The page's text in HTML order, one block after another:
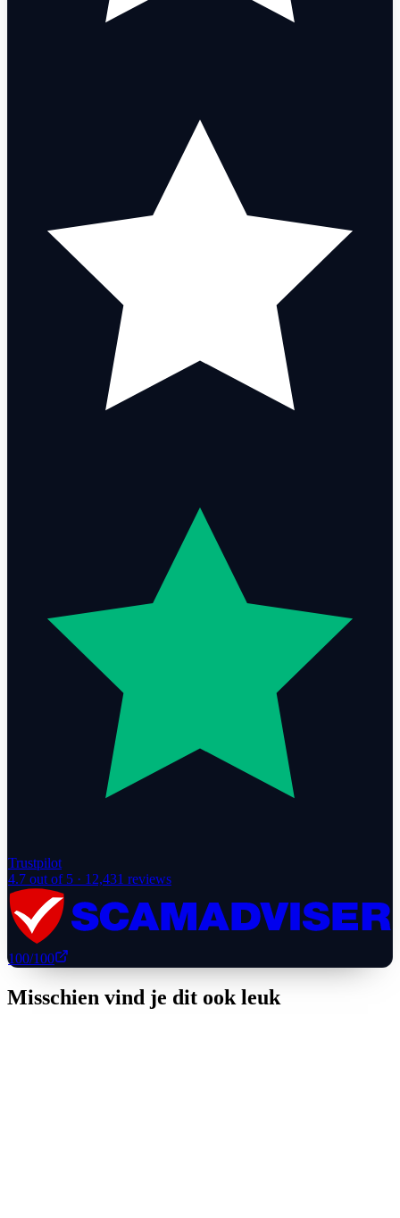
Trustpilot
4.7 out of 5 · 12,431 reviews
100/100
Misschien vind je dit ook leuk